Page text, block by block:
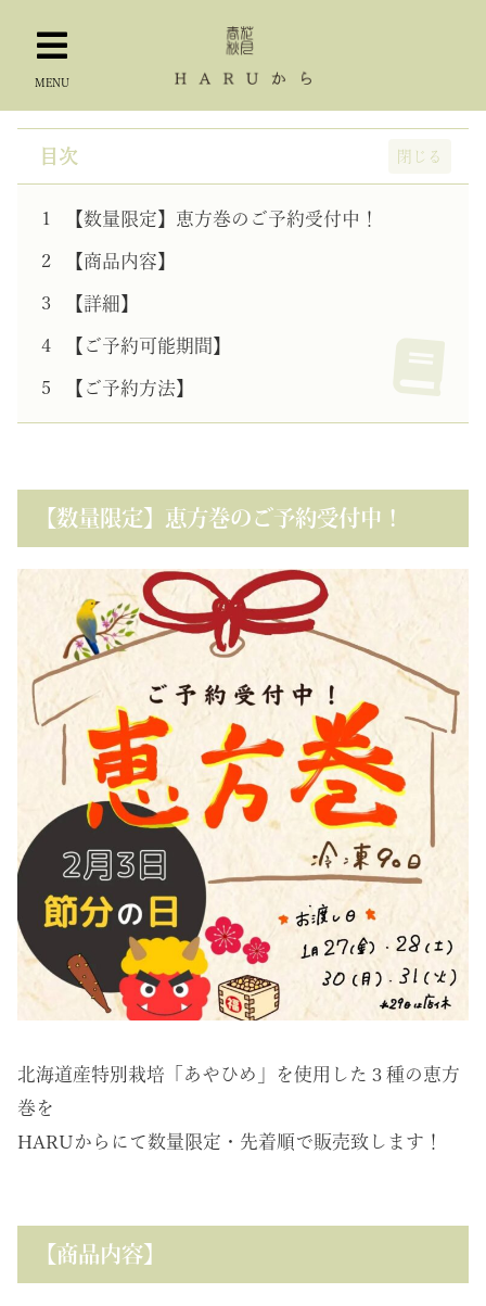
MENU
目次
【数量限定】恵方巻のご予約受付中！
【商品内容】
【詳細】
【ご予約可能期間】
【ご予約方法】
【数量限定】恵方巻のご予約受付中！
北海道産特別栽培「あやひめ」を使用した３種の恵方
巻を
HARUからにて数量限定・先着順で販売致します！
【商品内容】